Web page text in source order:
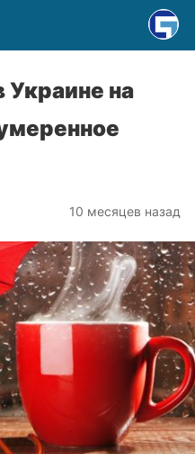
Украине на
10 месяцев назад